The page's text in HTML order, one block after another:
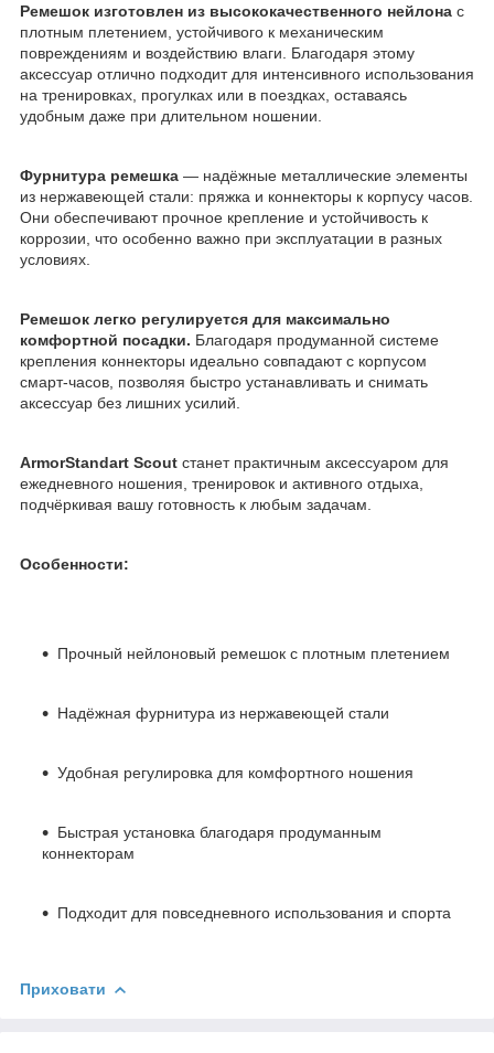
Ремешок изготовлен из высококачественного нейлона с
плотным плетением, устойчивого к механическим
повреждениям и воздействию влаги. Благодаря этому
аксессуар отлично подходит для интенсивного использования
на тренировках, прогулках или в поездках, оставаясь
удобным даже при длительном ношении.
Фурнитура ремешка — надёжные металлические элементы
из нержавеющей стали: пряжка и коннекторы к корпусу часов.
Они обеспечивают прочное крепление и устойчивость к
коррозии, что особенно важно при эксплуатации в разных
условиях.
Ремешок легко регулируется для максимально
комфортной посадки. Благодаря продуманной системе
крепления коннекторы идеально совпадают с корпусом
смарт-часов, позволяя быстро устанавливать и снимать
аксессуар без лишних усилий.
ArmorStandart Scout станет практичным аксессуаром для
ежедневного ношения, тренировок и активного отдыха,
подчёркивая вашу готовность к любым задачам.
Особенности:
Прочный нейлоновый ремешок с плотным плетением
Надёжная фурнитура из нержавеющей стали
Удобная регулировка для комфортного ношения
Быстрая установка благодаря продуманным
коннекторам
Подходит для повседневного использования и спорта
Приховати